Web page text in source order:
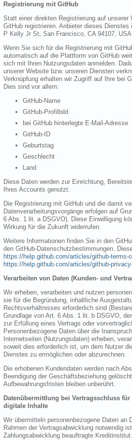
Registrierung mit GitHub
Statt einer direkten Registrierung auf
GitHub registrieren. Anbieter dieses
P Kelly Jr St, San Francisco, CA 94107,
Wenn Sie sich für die Registrierung mit
automatisch auf die Plattform von GitHub
sich mit Ihren Nutzungsdaten anmelden.
unserer Website bzw. unseren Diensten
Verknüpfung erhalten wir Zugriff auf Ihre bei
Dies sind vor allem:
GitHub-Name
GitHub-Profilbild
bei GitHub hinterlegte E-Mail-Adresse
GitHub-ID
Geburtstag
Geschlecht
Land
Diese Daten werden zur Einrichtung,
Ihres Accounts genutzt.
Die Registrierung mit GitHub und die damit
Datenverarbeitungsvorgänge erfolgen auf
6 Abs. 1 lit. a DSGVO). Diese Einwilligung
Wirkung für die Zukunft widerrufen.
Weitere Informationen finden Sie in den
den GitHub-Datenschutzbestimmungen.
https://help.github.com/articles/github-terms-
https://help.github.com/articles/github-
Verarbeiten von Daten (Kunden- und
Wir erheben, verarbeiten und nutzen
sie für die Begründung, inhaltliche
Rechtsverhältnisses erforderlich sind
Grundlage von Art. 6 Abs. 1 lit. b DSGVO,
zur Erfüllung eines Vertrags oder
Personenbezogene Daten über die
Internetseiten (Nutzungsdaten) erheben,
soweit dies erforderlich ist, um dem Nutzer
Dienstes zu ermöglichen oder abzurechnen.
Die erhobenen Kundendaten werden nach
Beendigung der Geschäftsbeziehung
Aufbewahrungsfristen bleiben unberührt.
Datenübermittlung bei Vertragsschluss
digitale Inhalte
Wir übermitteln personenbezogene Daten an
Rahmen der Vertragsabwicklung notwendig
Zahlungsabwicklung beauftragte Kreditinstitut.